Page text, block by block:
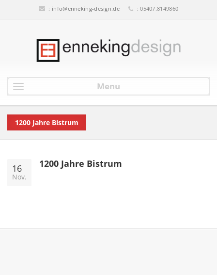
: info@enneking-design.de : 05407.8149860
Menu
1200 Jahre Bistrum
16
Nov.
1200 Jahre Bistrum